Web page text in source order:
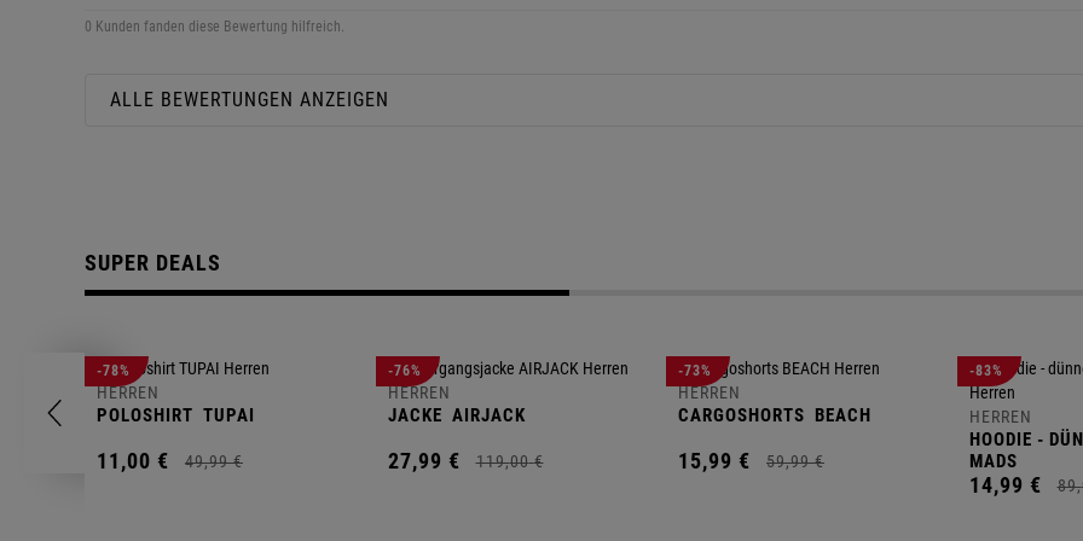
0 Kunden fanden diese Bewertung hilfreich.
ALLE BEWERTUNGEN ANZEIGEN
SUPER DEALS
-78%
HERREN
POLOSHIRT TUPAI
11,00 € 49,99 €
-76%
HERREN
JACKE AIRJACK
27,99 € 119,00 €
-73%
HERREN
CARGOSHORTS BEACH
15,99 € 59,99 €
-83%
HERREN
HOODIE -
MADS
14,99 € 89,